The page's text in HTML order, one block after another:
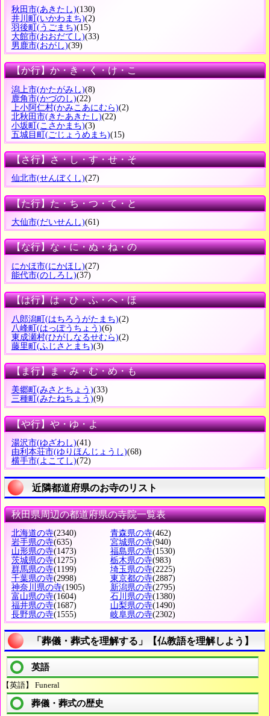
秋田市(あきたし)(130)
井川町 (いかわまち)(2)
羽後町 (うごまち)(15)
大館市(おおだてし)(33)
男鹿市(おがし)(39)
【か行】か・き・く・け・こ
潟上市(かたがみし)(8)
鹿角市(かづのし)(22)
上小阿仁村(かみこあにむら)(2)
北秋田市(きたあきたし)(22)
小坂町(こさかまち)(3)
五城目町(ごじょうめまち)(15)
【さ行】さ・し・す・せ・そ
仙北市(せんぼくし)(27)
【た行】た・ち・つ・て・と
大仙市(だいせんし)(61)
【な行】な・に・ぬ・ね・の
にかほ市(にかほし)(27)
能代市(のしろし)(37)
【は行】は・ひ・ふ・へ・ほ
八郎潟町(はちろうがたまち)(2)
八峰町(はっぽうちょう)(6)
東成瀬村(ひがしなるせむら)(2)
藤里町(ふじさとまち)(3)
【ま行】ま・み・む・め・も
美郷町 (みさとちょう)(33)
三種町 (みたねちょう)(9)
【や行】や・ゆ・よ
湯沢市(ゆざわし)(41)
由利本荘市(ゆりほんじょうし)(68)
横手市(よこてし)(72)
近隣都道府県のお寺のリスト
秋田県周辺の都道府県の寺院一覧表
北海道の寺(2340) 青森県の寺(462)
岩手県の寺(635) 宮城県の寺(940)
山形県の寺(1473) 福島県の寺(1530)
茨城県の寺(1275) 栃木県の寺(983)
群馬県の寺(1199) 埼玉県の寺(2225)
千葉県の寺(2998) 東京都の寺(2887)
神奈川県の寺(1905) 新潟県の寺(2795)
富山県の寺(1604) 石川県の寺(1380)
福井県の寺(1687) 山梨県の寺(1490)
長野県の寺(1555) 岐阜県の寺(2302)
「葬儀・葬式を理解する」【仏教語を理解しよう】
英語
【英語】 Funeral
葬儀・葬式の歴史